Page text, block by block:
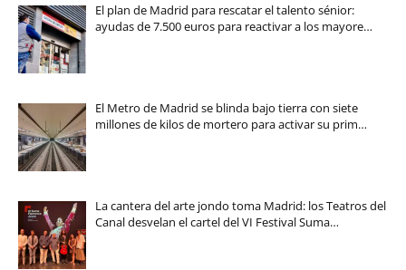
El plan de Madrid para rescatar el talento sénior:
ayudas de 7.500 euros para reactivar a los mayore…
El Metro de Madrid se blinda bajo tierra con siete
millones de kilos de mortero para activar su prim…
La cantera del arte jondo toma Madrid: los Teatros del
Canal desvelan el cartel del VI Festival Suma…